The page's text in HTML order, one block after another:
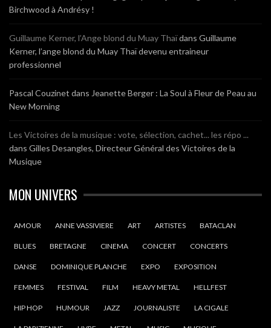
Birchwood à Andrésy !
Guillaume Kerner, l’Ange blond du Muay Thaïdans Guillaume
Kerner, l’ange blond du Muay Thaï devenu entraineur
professionnel
Pascal Couzinet dans Jeanette Berger : La Soul à Fleur de Peau au
New Morning
Les Victoires de la musique : vote, sélection, cachet... les répo ...
dans Gilles Desangles, Directeur Général des Victoires de la
Musique
MON UNIVERS
AMOUR ANNE VASSIVIERE ART ARTISTES BATACLAN
BLUES BRETAGNE CINEMA CONCERT CONCERTS
DANSE DOMINIQUE PLANCHE EXPO EXPOSITION
FEMMES FESTIVAL FILM HEAVY METAL HELLFEST
HIP HOP HUMOUR JAZZ JOURNALISTE LA CIGALE